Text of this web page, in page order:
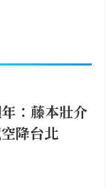
：藤本壯介
降台北